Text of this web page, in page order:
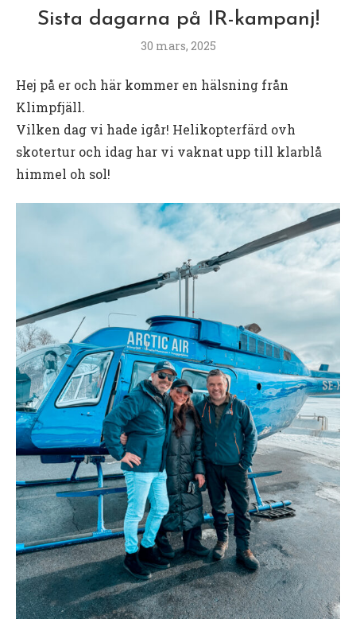
Sista dagarna på IR-kampanj!
30 mars, 2025
Hej på er och här kommer en hälsning från
Klimpfjäll.
Vilken dag vi hade igår! Helikopterfärd ovh
skotertur och idag har vi vaknat upp till klarblå
himmel oh sol!